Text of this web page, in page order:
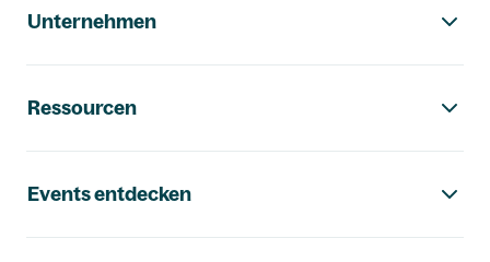
Unternehmen
Ressourcen
Events entdecken